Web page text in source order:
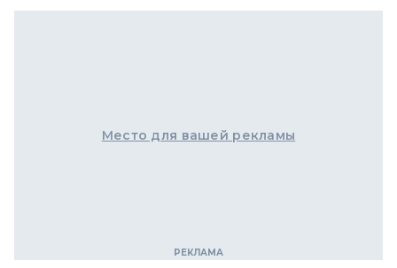
Место для вашей рекламы